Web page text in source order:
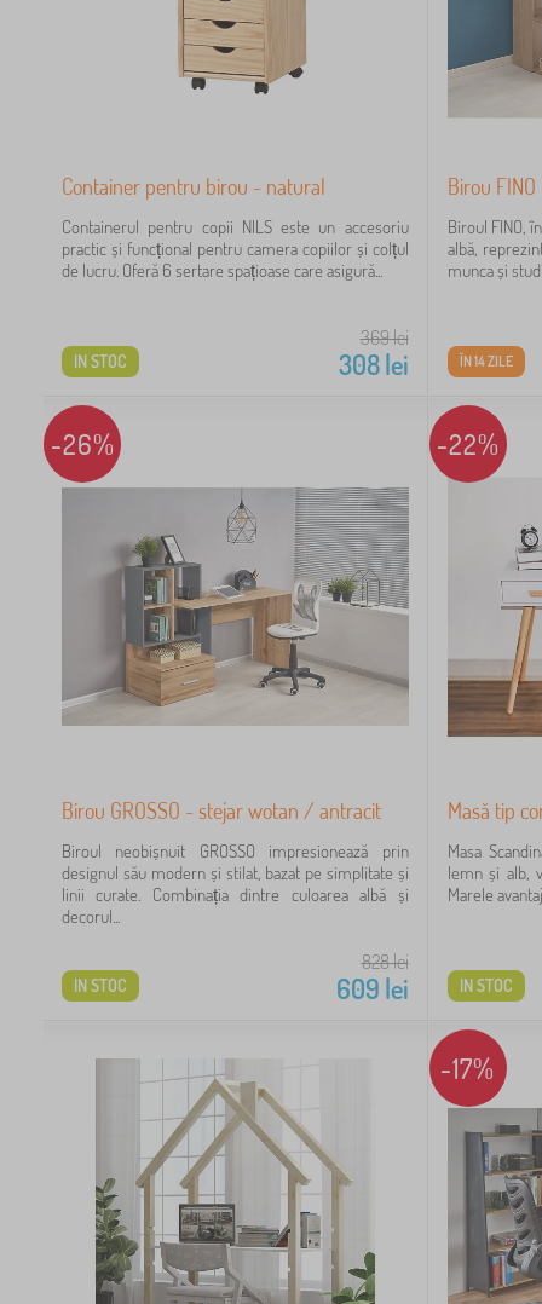
Container pentru birou - natural
Containerul pentru copii NILS este un accesoriu
practic și funcțional pentru camera copiilor și colțul
de lucru. Oferă 6 sertare spațioase care asigură...
369lei
308lei
IN STOC
Birou
Biroul FINO,
albă,
munca și
ÎN 14 ZILE
-26%
Birou GROSSO - stejar wotan / antracit
Biroul neobișnuit GROSSO impresionează prin
designul său modern și stilat, bazat pe simplitate și
linii curate. Combinația dintre culoarea albă și
decorul...
828lei
609 lei
IN STOC
-22%
Masă tip
Masa
lemn și alb,
Marele
IN STOC
-17%